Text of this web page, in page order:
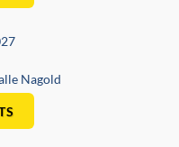
Nagold